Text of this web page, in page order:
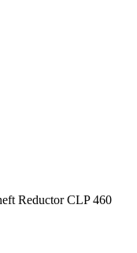
Reductor CLP 460